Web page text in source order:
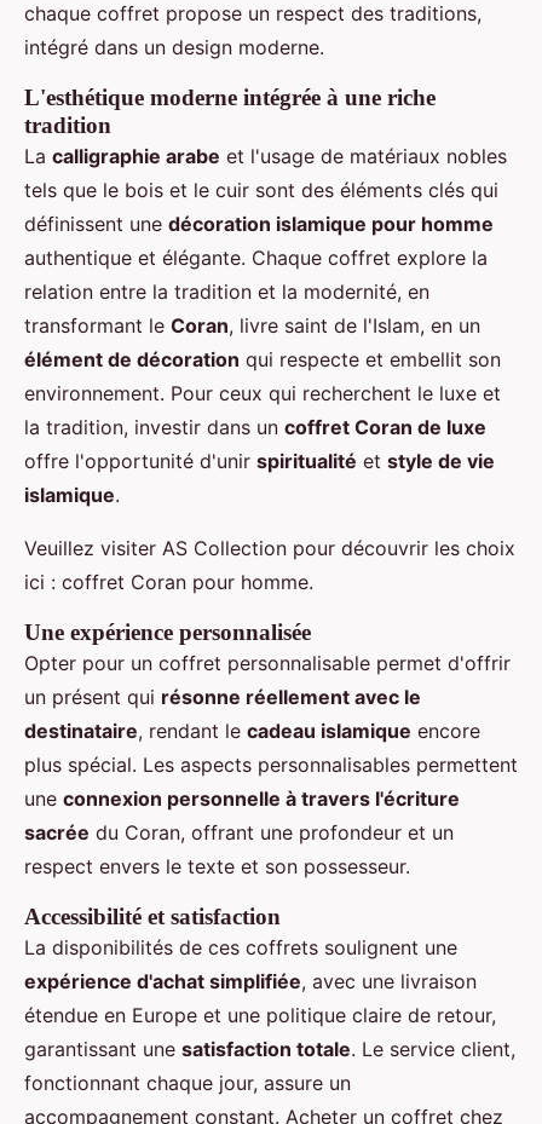
chaque coffret propose un respect des traditions,
intégré dans un design moderne.
L'esthétique moderne intégrée à une riche
tradition
La calligraphie arabe et l'usage de matériaux nobles
tels que le bois et le cuir sont des éléments clés qui
définissent une décoration islamique pour homme
authentique et élégante. Chaque coffret explore la
relation entre la tradition et la modernité, en
transformant le Coran, livre saint de l'Islam, en un
élément de décoration qui respecte et embellit son
environnement. Pour ceux qui recherchent le luxe et
la tradition, investir dans un coffret Coran de luxe
offre l'opportunité d'unir spiritualité et style de vie
islamique.
Veuillez visiter AS Collection pour découvrir les choix
ici : coffret Coran pour homme.
Une expérience personnalisée
Opter pour un coffret personnalisable permet d'offrir
un présent qui résonne réellement avec le
destinataire, rendant le cadeau islamique encore
plus spécial. Les aspects personnalisables permettent
une connexion personnelle à travers l'écriture
sacrée du Coran, offrant une profondeur et un
respect envers le texte et son possesseur.
Accessibilité et satisfaction
La disponibilités de ces coffrets soulignent une
expérience d'achat simplifiée, avec une livraison
étendue en Europe et une politique claire de retour,
garantissant une satisfaction totale. Le service client,
fonctionnant chaque jour, assure un
accompagnement constant. Acheter un coffret chez